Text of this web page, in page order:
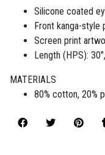
Silicone coated
Front kanga-style
Screen print
Length (HPS):
MATERIALS
80% cotton, 20%